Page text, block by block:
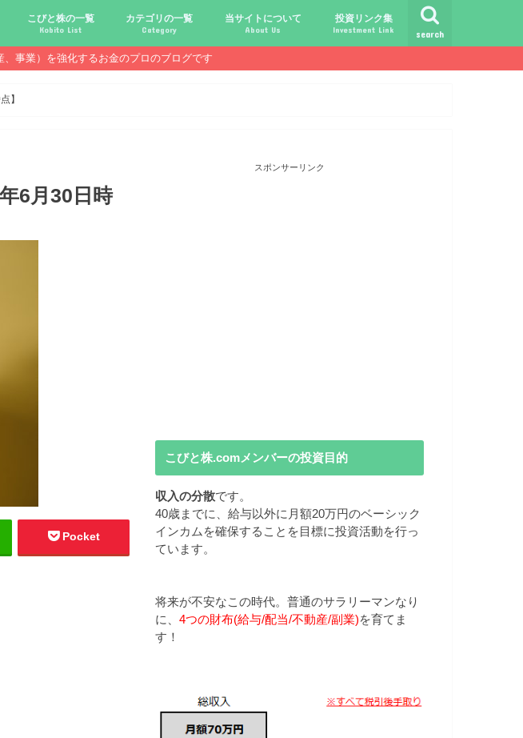
search
める前に マジメなだけじゃ報われない時代？
配当金が守る、今-老後-子供達！
配当金があればこんなに遊べる！
債券・投信・中古１Rとの違い
口座開設！こびと探しの旅へ！
必ず知っておきたい専門用語集
ト,デメリット
原則
デル紹介
こびと株の一覧
Kobito List
こびとNo.2169 CDS
こびとNo.4762 エックスネット
こびとNo.7751 キヤノン
こびとNo.7820 ニホンフラッシュ
こびとNo.7921 宝印刷
こびとNo.9986 蔵王産業
カテゴリの一覧
Category
こびと株.comライフ
給与ハック
副業ハック
配当金ハック
年金ハック
倹約ハック
当サイトについて
About Us
投資リンク集
Investment Link
事業）を強化するお金のプロのブログです
】
6月30日時
Pocket
スポンサーリンク
こびと株.comメンバーの投資目的
収入の分散です。
40歳までに、給与以外に月額20万円のベーシック
インカムを確保することを目標に投資活動を行っ
ています。
将来が不安なこの時代。普通のサラリーマンなり
に、 4つの財布(給与/配当/不動産/副業)を育てま
す！